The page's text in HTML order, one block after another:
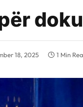
18, 2025 1 Min